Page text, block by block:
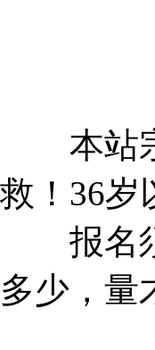
本站宗
救！36岁
报名须
多少，量